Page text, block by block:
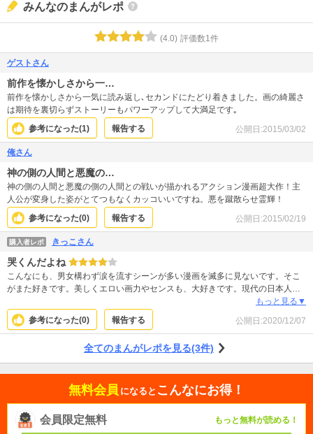
みんなのまんがレポ
(4.0) 評価数1件
ゲストさん
前作を懐かしさから一…
前作を懐かしさから一気に読み返し､セカンドにたどり着きました。画の綺麗さ
は期待を裏切らずストーリーもパワーアップして大満足です｡
参考になった(1) 報告する 公開日:2015/03/02
俺さん
神の側の人間と悪魔の…
神の側の人間と悪魔の側の人間との戦いが描かれるアクション漫画超大作！主
人公が変身した姿がとてつもなくカッコいいですね。悪を蹴散らせ霊輝！
参考になった(0) 報告する 公開日:2015/02/19
購入者レポ きっこさん
哭くんだよね
こんなにも、男女構わず涙を流すシーンが多い漫画を滅多に見ないです。そこ
がまた好きです。美しくエロい画力やセンスも、大好きです。現代の日本人
もっと見る▼
参考になった(0) 報告する 公開日:2020/12/07
全てのまんがレポを見る(3件)
無料会員 になると こんなにお得！
会員限定無料 もっと無料が読める！